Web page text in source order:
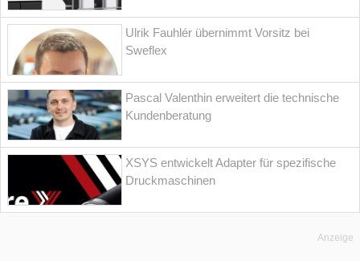
Ulrik Fauhlér übernimmt Vorsitz bei
Sweflex
Pascal Valenthin erweitert die technische
Kundenberatung
XSYS entwickelt Adapter für spezifische
Druckmaschinen
Anzeige